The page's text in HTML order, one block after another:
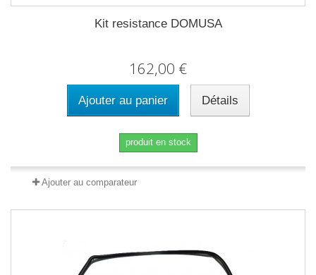
Kit resistance DOMUSA
162,00 €
Ajouter au panier Détails
produit en stock
Ajouter au comparateur